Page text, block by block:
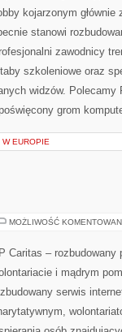
kojarzonym
stanowi
zawodnicy
szkoleniowe oraz
widzów.
grom
EUROPIE
MOŻLIWOŚĆ
Caritas – rozbudowany
i mądrym
serwis